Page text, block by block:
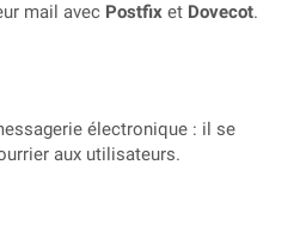
mail avec Postfix et Dovecot.
électronique : il se
aux utilisateurs.